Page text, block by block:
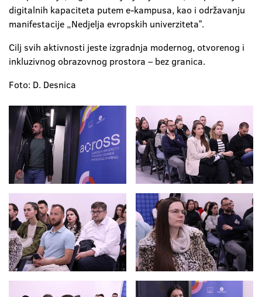
digitalnih kapaciteta putem e-kampusa, kao i održavanju
manifestacije „Nedjelja evropskih univerzitetaˮ.
Cilj svih aktivnosti jeste izgradnja modernog, otvorenog i
inkluzivnog obrazovnog prostora – bez granica.
Foto: D. Desnica